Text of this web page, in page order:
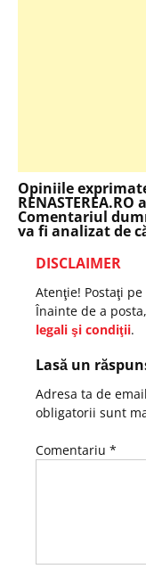
Opiniile
Comentariul
va fi analizat de
DISCLAIMER
Atenţie! Postaţi
Înainte de a
legali şi condiţii.
Lasă un
Adresa ta de
obligatorii sunt
Comentariu *